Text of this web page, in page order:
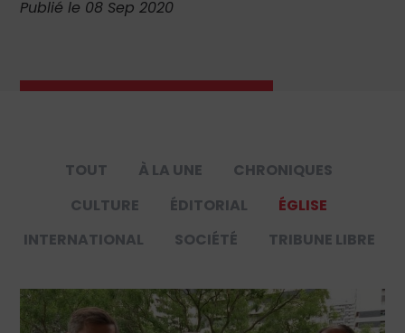
Publié le 08 Sep 2020
TOUT À LA UNE
CHRONIQUES
CULTURE
ÉDITORIAL
ÉGLISE
INTERNATIONAL
SOCIÉTÉ TRIBUNE LIBRE